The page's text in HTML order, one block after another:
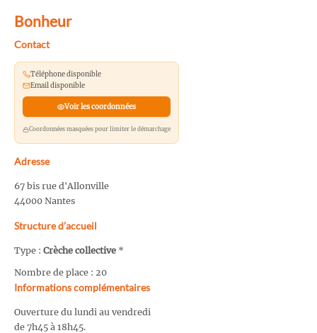
Bonheur
Contact
Téléphone disponible
Email disponible
Voir les coordonnées
Coordonnées masquées pour limiter le démarchage
Adresse
67 bis rue d'Allonville
44000 Nantes
Structure d’accueil
Type : Crèche collective *
Nombre de place : 20
Informations complémentaires
Ouverture du lundi au vendredi
de 7h45 à 18h45.